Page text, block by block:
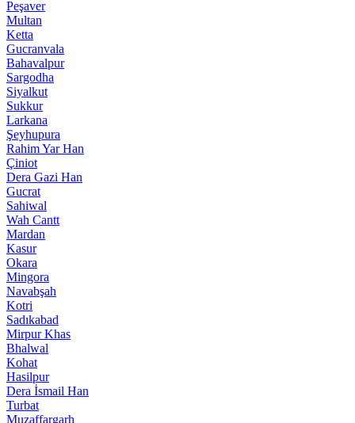
Peşaver
Multan
Ketta
Gucranvala
Bahavalpur
Sargodha
Siyalkut
Sukkur
Larkana
Şeyhupura
Rahim Yar Han
Çiniot
Dera Gazi Han
Gucrat
Sahiwal
Wah Cantt
Mardan
Kasur
Okara
Mingora
Navabşah
Kotri
Sadıkabad
Mirpur Khas
Bhalwal
Kohat
Hasilpur
Dera İsmail Han
Turbat
Muzaffargarh